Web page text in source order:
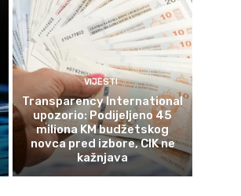
VIJESTI
Transparency International
upozorio: Podijeljeno 45
miliona KM budžetskog
novca pred izbore, CIK ne
kažnjava